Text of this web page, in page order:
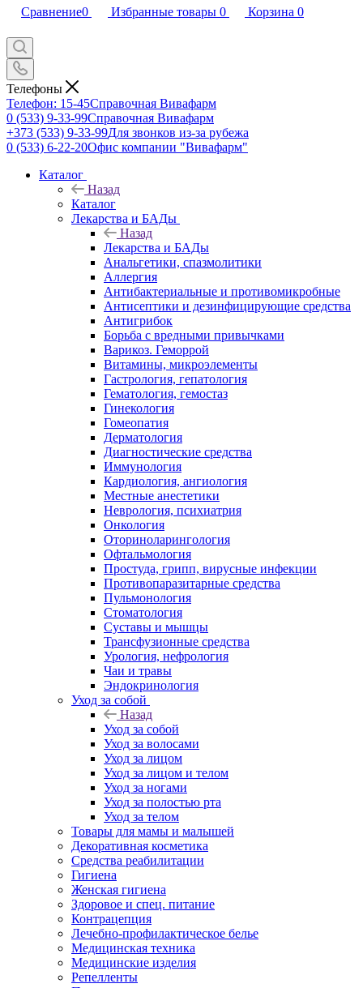
Сравнение0 Избранные товары 0 Корзина 0
Телефоны
Телефон: 15-45Справочная Вивафарм
0 (533) 9-33-99Справочная Вивафарм
+373 (533) 9-33-99Для звонков из-за рубежа
0 (533) 6-22-20Офис компании "Вивафарм"
Каталог
Назад
Каталог
Лекарства и БАДы
Назад
Лекарства и БАДы
Анальгетики, спазмолитики
Аллергия
Антибактериальные и противомикробные
Антисептики и дезинфицирующие средства
Антигрибок
Борьба с вредными привычками
Варикоз. Геморрой
Витамины, микроэлементы
Гастрология, гепатология
Гематология, гемостаз
Гинекология
Гомеопатия
Дерматология
Диагностические средства
Иммунология
Кардиология, ангиология
Местные анестетики
Неврология, психиатрия
Онкология
Оториноларингология
Офтальмология
Простуда, грипп, вирусные инфекции
Противопаразитарные средства
Пульмонология
Стоматология
Суставы и мышцы
Трансфузионные средства
Урология, нефрология
Чаи и травы
Эндокринология
Уход за собой
Назад
Уход за собой
Уход за волосами
Уход за лицом
Уход за лицом и телом
Уход за ногами
Уход за полостью рта
Уход за телом
Товары для мамы и малышей
Декоративная косметика
Средства реабилитации
Гигиена
Женская гигиена
Здоровое и спец. питание
Контрацепция
Лечебно-профилактическое белье
Медицинская техника
Медицинские изделия
Репелленты